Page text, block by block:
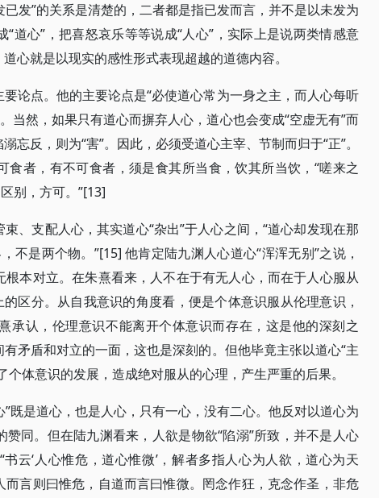
已发”的关系是清楚的，二者都是指已发而言，并不是以未发为
道心”，把喜怒哀乐等等说成“人心”，实际上是说两类情感意
心就是以现实的感性形式表现超越的道德内容。
论点。他的主要论点是“必使道心常为一身之主，而人心每听
当然，如果只有道心而摒弃人心，道心也会变成“空虚无有”而
忘反，则为“害”。因此，必须受道心主宰、节制而归于“正”。
食者，有不可食者，须是食其所当食，饮其所当饮，“嗟来之
别，方可。”[13]
、支配人心，其实道心“杂出”于人心之间，“道心却发现在那
不是两个物。”[15] 他肯定陆九渊人心道心“浑浑无别”之说，
本对立。在朱熹看来，人不在于有无人心，而在于人心服从
区分。从自我意识的角度看，便是个体意识服从伦理意识，
承认，伦理意识不能离开个体意识而存在，这是他的深刻之
矛盾和对立的一面，这也是深刻的。但他毕竟主张以道心“主
体意识的发展，造成绝对服从的心理，产生严重的后果。
”既是道心，也是人心，只有一心，没有二心。他反对以道心为
同。但在陆九渊看来，人欲是物欲“陷溺”所致，并不是人心
云‘人心惟危，道心惟微’，解者多指人心为人欲，道心为天
言则曰惟危，自道而言曰惟微。罔念作狂，克念作圣，非危